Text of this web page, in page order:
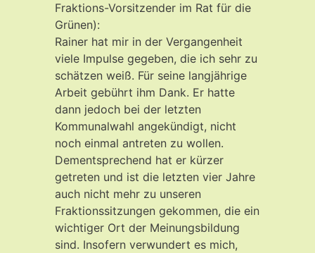
Fraktions-Vorsitzender im Rat für die
Grünen):
Rainer hat mir in der Vergangenheit
viele Impulse gegeben, die ich sehr zu
schätzen weiß. Für seine langjährige
Arbeit gebührt ihm Dank. Er hatte
dann jedoch bei der letzten
Kommunalwahl angekündigt, nicht
noch einmal antreten zu wollen.
Dementsprechend hat er kürzer
getreten und ist die letzten vier Jahre
auch nicht mehr zu unseren
Fraktionssitzungen gekommen, die ein
wichtiger Ort der Meinungsbildung
sind. Insofern verwundert es mich,